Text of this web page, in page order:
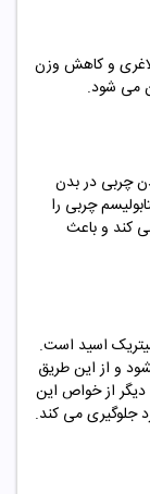
و کاهش وزن
می شود.
چربی در بدن
چربی را
کند و باعث
اسید است.
و از این طریق
از خواص این
جلوگیری می کند.